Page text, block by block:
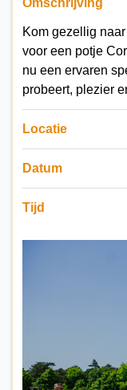
Kom gezellig
voor een potje
nu een ervaren
probeert, plezier
Locatie
Datum
Tijd